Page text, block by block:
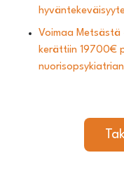
Voimaa
kerättiin 19700€